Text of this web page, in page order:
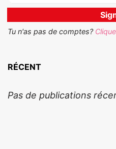
Tu n'as pas de comptes?
RÉCENT
Pas de publications